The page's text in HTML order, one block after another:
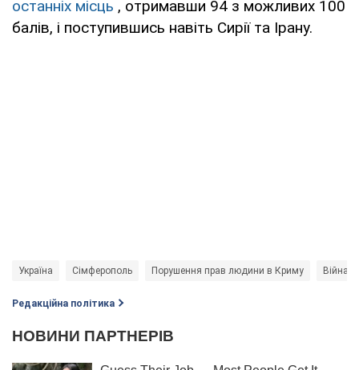
останніх місць , отримавши 94 з можливих 100
балів, і поступившись навіть Сирії та Ірану.
Україна Сімферополь Порушення прав людини в Криму Війна в
Редакційна політика